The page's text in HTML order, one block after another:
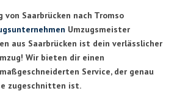
Saarbrücken nach Tromso
Umzugsmeister
aus Saarbrücken ist dein verlässlicher
Wir bieten dir einen
Service, der genau
zugeschnitten ist.